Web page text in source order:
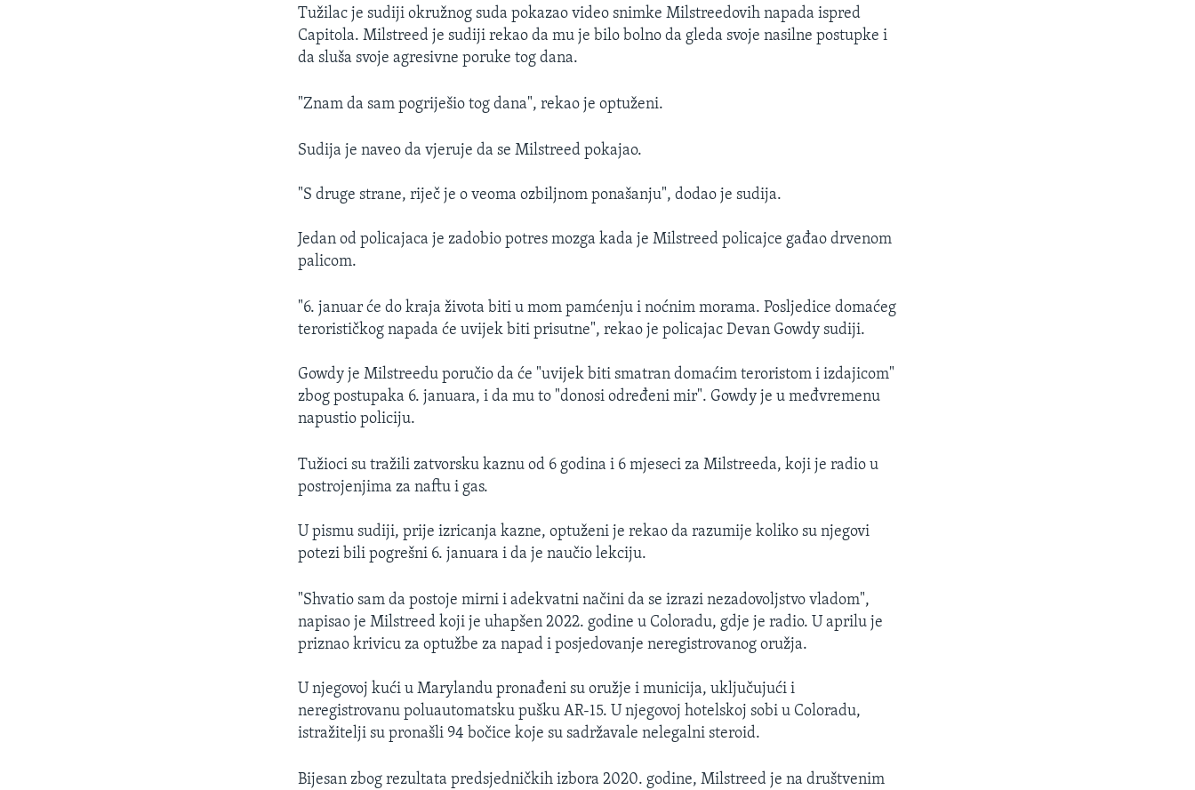
Tužilac je sudiji okružnog suda pokazao video snimke Milstreedovih napada ispred
Capitola. Milstreed je sudiji rekao da mu je bilo bolno da gleda svoje nasilne postupke i
da sluša svoje agresivne poruke tog dana.
"Znam da sam pogriješio tog dana", rekao je optuženi.
Sudija je naveo da vjeruje da se Milstreed pokajao.
"S druge strane, riječ je o veoma ozbiljnom ponašanju", dodao je sudija.
Jedan od policajaca je zadobio potres mozga kada je Milstreed policajce gađao drvenom
palicom.
"6. januar će do kraja života biti u mom pamćenju i noćnim morama. Posljedice domaćeg
terorističkog napada će uvijek biti prisutne", rekao je policajac Devan Gowdy sudiji.
Gowdy je Milstreedu poručio da će "uvijek biti smatran domaćim teroristom i izdajicom"
zbog postupaka 6. januara, i da mu to "donosi određeni mir". Gowdy je u međvremenu
napustio policiju.
Tužioci su tražili zatvorsku kaznu od 6 godina i 6 mjeseci za Milstreeda, koji je radio u
postrojenjima za naftu i gas.
U pismu sudiji, prije izricanja kazne, optuženi je rekao da razumije koliko su njegovi
potezi bili pogrešni 6. januara i da je naučio lekciju.
"Shvatio sam da postoje mirni i adekvatni načini da se izrazi nezadovoljstvo vladom",
napisao je Milstreed koji je uhapšen 2022. godine u Coloradu, gdje je radio. U aprilu je
priznao krivicu za optužbe za napad i posjedovanje neregistrovanog oružja.
U njegovoj kući u Marylandu pronađeni su oružje i municija, uključujući i
neregistrovanu poluautomatsku pušku AR-15. U njegovoj hotelskoj sobi u Coloradu,
istražitelji su pronašli 94 bočice koje su sadržavale nelegalni steroid.
Bijesan zbog rezultata predsjedničkih izbora 2020. godine, Milstreed je na društvenim